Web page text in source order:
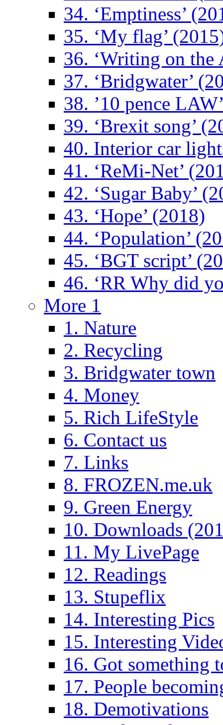
34. ‘Emptiness’
35. ‘My flag’
36. ‘Writing on the
37. ‘Bridgwater’
38. ’10 pence
39. ‘Brexit song’
40. Interior car
41. ‘ReMi-Net’
42. ‘Sugar Baby’
43. ‘Hope’ (2018)
44. ‘Population’
45. ‘BGT script’
46. ‘RR Why did
More 1
1. Nature
2. Recycling
3. Bridgwater town
4. Money
5. Rich LifeStyle
6. Contact us
7. Links
8. FROZEN.me.uk
9. Green Energy
10. Downloads
11. My LivePage
12. Readings
13. Stupeflix
14. Interesting Pics
15. Interesting
16. Got something
17. People
18. Demotivations